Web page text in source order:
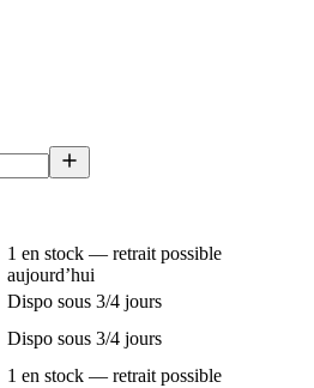
1 en stock — retrait possible
aujourd’hui
Dispo sous 3/4 jours
Dispo sous 3/4 jours
1 en stock — retrait possible